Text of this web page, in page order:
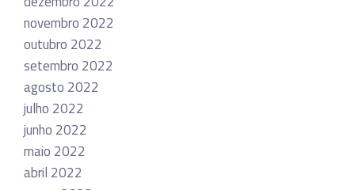
novembro 2022
outubro 2022
setembro 2022
agosto 2022
julho 2022
junho 2022
maio 2022
abril 2022